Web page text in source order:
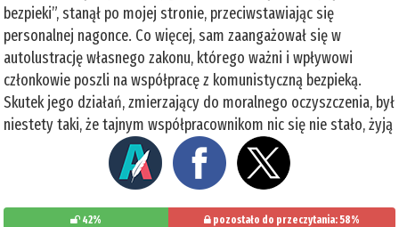
bezpieki”, stanął po mojej stronie, przeciwstawiając się
personalnej nagonce. Co więcej, sam zaangażował się w
autolustrację własnego zakonu, którego ważni i wpływowi
członkowie poszli na współpracę z komunistyczną bezpieką.
Skutek jego działań, zmierzający do moralnego oczyszczenia, był
niestety taki, że tajnym współpracownikom nic się nie stało, żyją
42% pozostało do przeczytania: 58%